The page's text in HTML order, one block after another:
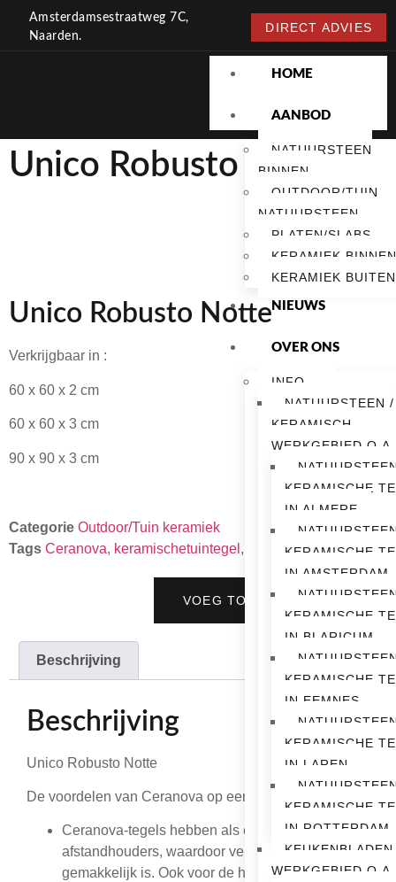
Amsterdamsestraatweg 7C,
Naarden.
DIRECT ADVIES
HOME
AANBOD
NATUURSTEEN
BINNEN
OUTDOOR/TUIN
NATUURSTEEN
PLATEN/SLABS
KERAMIEK BINNEN
KERAMIEK BUITEN
NIEUWS
OVER ONS
INFO
NATUURSTEEN /
KERAMISCH
WERKGEBIED
KERAMISCHE
IN ALMERE
KERAMISCHE
IN AMSTERDAM
KERAMISCHE
IN BLARICUM
KERAMISCHE
IN EEMNES
KERAMISCHE
IN LAREN
KERAMISCHE
IN ROTTERDAM
KEUKENBLADEN
WERKGEBIED
Unico Robusto Notte
Unico Robusto Notte
Verkrijgbaar in :
60 x 60 x 2 cm
60 x 60 x 3 cm
90 x 90 x 3 cm
Categorie Outdoor/Tuin keramiek
Tags Ceranova, keramischetuintegel , tuintegel
VOEG TOE AAN OFFERTE
Beschrijving
Beschrijving
Unico Robusto Notte
De voordelen van Ceranova op een rijtje:
Ceranova-tegels hebben als enige
afstandhouders, waardoor verwerking
gemakkelijk is. Ook voor de handige doe-het-